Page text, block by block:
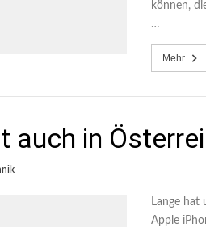
können,
…
Mehr
auch in
Lange hat
Apple